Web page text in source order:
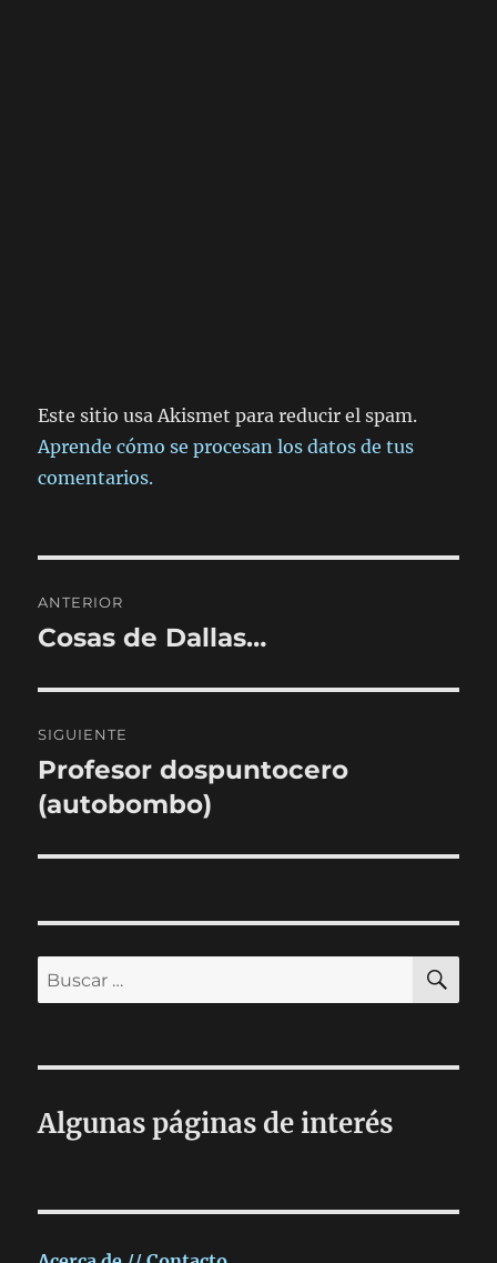
Este sitio usa Akismet para reducir el spam.
Aprende cómo se procesan los datos de tus
comentarios.
de
ANTERIOR
Entrada
Cosas de Dallas…
SIGUIENTE
Entrada
siguiente:
Profesor dospuntocero
(autobombo)
Buscar
por:
Algunas páginas de interés